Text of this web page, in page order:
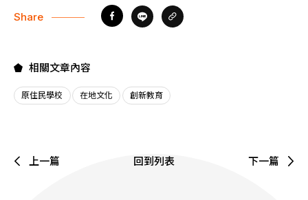
Share
相關文章內容
原住民學校 在地文化 創新教育
上一篇 回到列表 下一篇